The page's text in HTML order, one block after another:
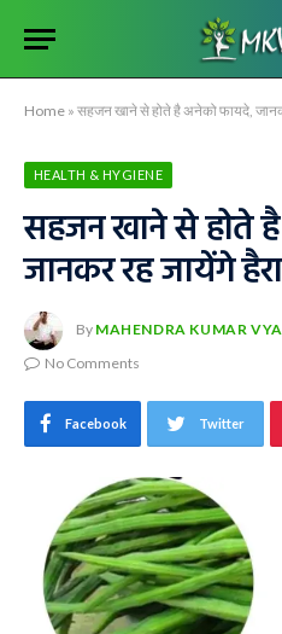
Home » सहजन खाने से होते है अनेको फायदे,
HEALTH & HYGIENE
सहजन खाने से होते
जानकर रह जायेंगे
By MAHENDRA KUMAR
No Comments
Facebook Twitter